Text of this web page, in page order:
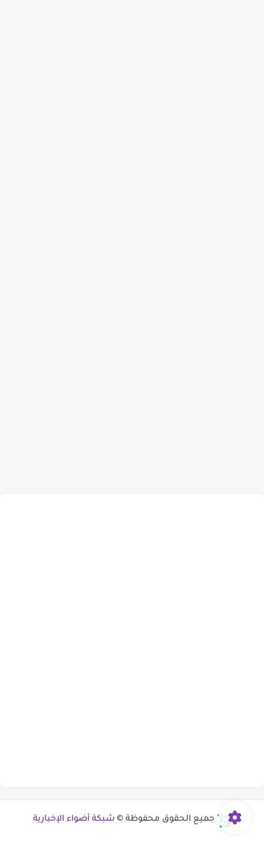
جميع الحقوق محفوظة © شبكة أضواء الإخبارية